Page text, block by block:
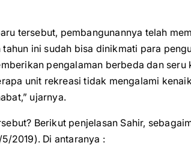
tersebut, pembangunannya telah
ini sudah bisa dinikmati para
pengalaman berbeda dan
unit rekreasi tidak mengalami
ujarnya.
Berikut penjelasan Sahir,
2019). Di antaranya :